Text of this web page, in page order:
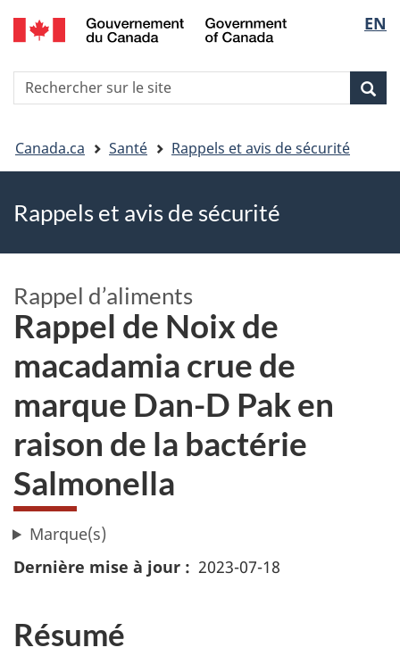
Skip
to
Skip
to
Passer
à
HTML
de
la
EN
Recherche
Vous
êtes
ici
Canada.ca Santé Rappels et avis de sécurité
Rappels et avis de sécurité
Rappel d’aliments
Rappel de Noix de
macadamia crue de
marque Dan-D Pak en
raison de la bactérie
Salmonella
Marque(s)
Dernière mise à jour
2023-07-18
Résumé